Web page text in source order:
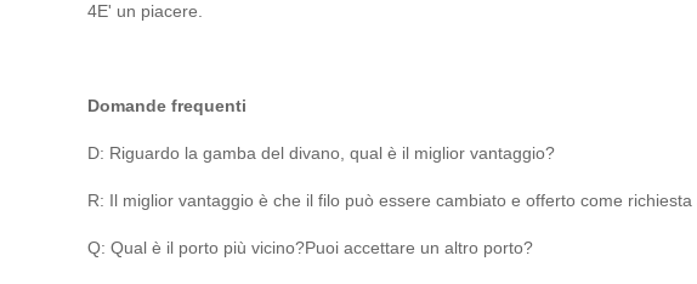
4E' un piacere.
Domande frequenti
D: Riguardo la gamba del divano, qual è il miglior vantaggio?
R: Il miglior vantaggio è che il filo può essere cambiato e offerto come
Q: Qual è il porto più vicino?Puoi accettare un altro porto?